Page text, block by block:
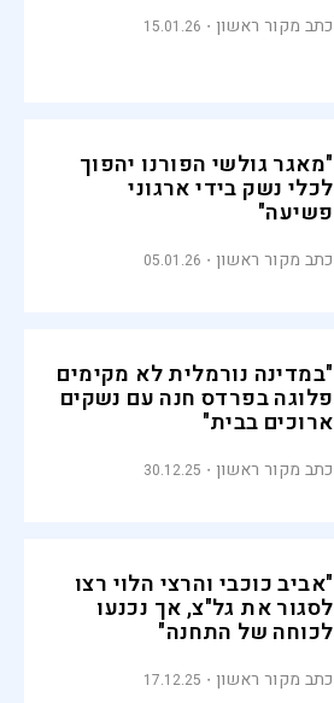
כתב מקור ראשון 15.01.26
"מאגר גולשי הפורנו יהפוך
לכלי נשק בידי ארגוני
פשיעה"
כתב מקור ראשון 05.01.26
"במדינה נורמלית לא מקימים
פלוגה בפרדס חנה עם נשקים
ארוכים בבית"
כתב מקור ראשון 30.12.25
"אביב כוכבי והרצי הלוי רצו
לסגור את גל"צ, אך נכנעו
לכוחה של התחנה"
כתב מקור ראשון 17.12.25